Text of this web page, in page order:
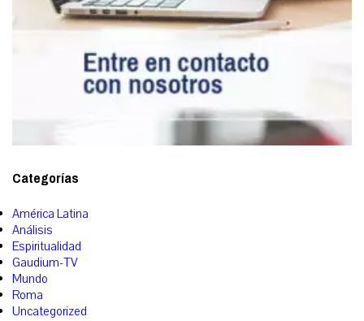
Categorías
América Latina
Análisis
Espiritualidad
Gaudium-TV
Mundo
Roma
Uncategorized